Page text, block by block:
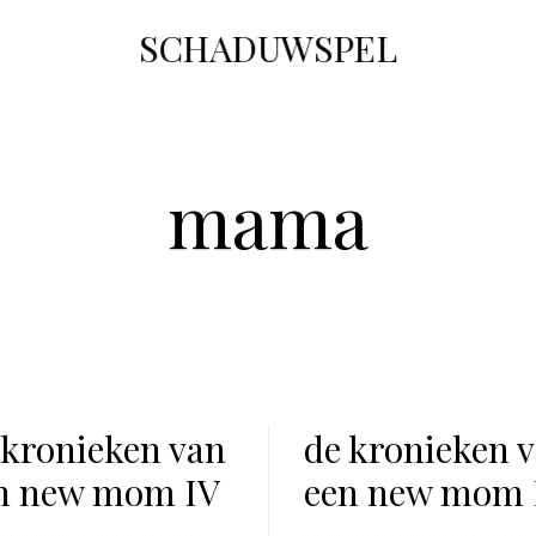
SCHADUWSPEL
mama
van
new mom IV
de kronieken
een new